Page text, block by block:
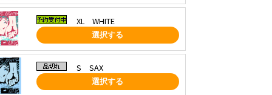
XL WHITE
選択する
S SAX
選択する